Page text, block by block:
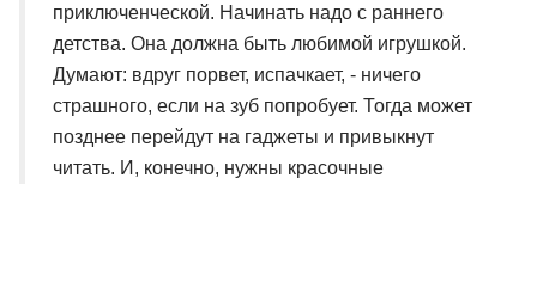
приключенческой. Начинать надо с раннего
детства. Она должна быть любимой игрушкой.
Думают: вдруг порвет, испачкает, - ничего
страшного, если на зуб попробует. Тогда может
позднее перейдут на гаджеты и привыкнут
читать. И, конечно, нужны красочные